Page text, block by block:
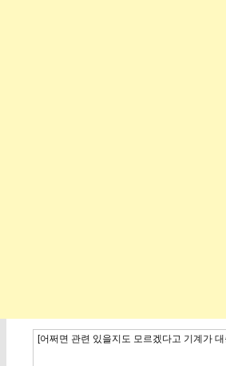
[어쩌면 관련 있을지도 모르겠다고 기계가